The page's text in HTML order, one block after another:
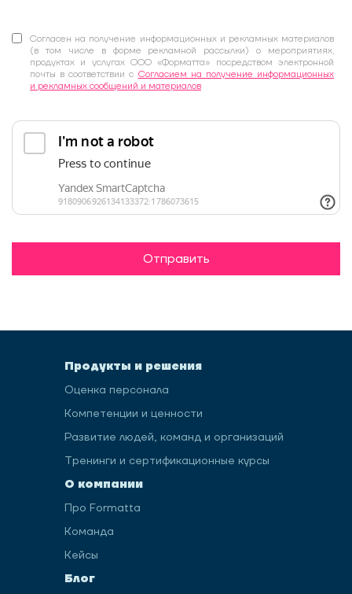
Согласен на получение информационных и рекламных материалов
(в том числе в форме рекламной рассылки) о мероприятиях,
продуктах и услугах ООО «Форматта» посредством электронной
почты в соответствии с Согласием на получение информационных
и рекламных сообщений и материалов
Отправить
Продукты и решения
Оценка персонала
Компетенции и ценности
Развитие людей, команд и организаций
Тренинги и сертификационные курсы
О компании
Про Formatta
Команда
Кейсы
Блог